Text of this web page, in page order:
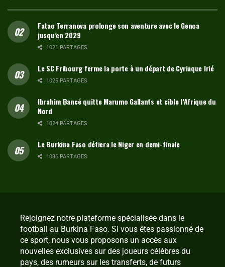
Fatao Terranova prolonge son aventure avec le Genoa
jusqu’en 2029
1021 PARTAGES
Le SC Fribourg ferme la porte à un départ de Cyriaque Irié
1025 PARTAGES
Ibrahim Bancé quitte Marumo Gallants et cible l’Afrique du
Nord
1024 PARTAGES
Le Burkina Faso défiera le Niger en demi-finale
1036 PARTAGES
Rejoignez notre plateforme spécialisée dans le
football au Burkina Faso. Si vous êtes passionné de
ce sport, nous vous proposons un accès aux
nouvelles exclusives sur des joueurs célèbres du
pays, des rumeurs sur les transferts, de futurs